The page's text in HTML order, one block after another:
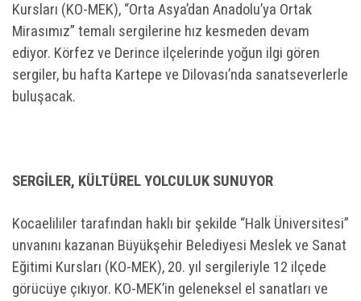
Kursları (KO-MEK), “Orta Asya’dan Anadolu’ya Ortak
Mirasımız” temalı sergilerine hız kesmeden devam
ediyor. Körfez ve Derince ilçelerinde yoğun ilgi gören
sergiler, bu hafta Kartepe ve Dilovası’nda sanatseverlerle
buluşacak.
SERGİLER, KÜLTÜREL YOLCULUK SUNUYOR
Kocaelililer tarafından haklı bir şekilde “Halk Üniversitesi”
unvanını kazanan Büyükşehir Belediyesi Meslek ve Sanat
Eğitimi Kursları (KO-MEK), 20. yıl sergileriyle 12 ilçede
görücüye çıkıyor. KO-MEK’in geleneksel el sanatları ve